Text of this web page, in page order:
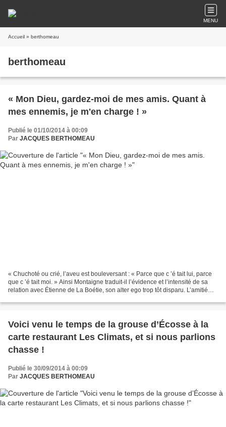
MENU
Accueil » berthomeau
berthomeau
« Mon Dieu, gardez-moi de mes amis. Quant à
mes ennemis, je m'en charge ! »
Publié le 01/10/2014 à 00:09
Par JACQUES BERTHOMEAU
« Chuchoté ou crié, l’aveu est bouleversant : « Parce que c ’é tait lui, parce
que c ’é tait moi. » Ainsi Montaigne traduit-il l’évidence et l’intensité de sa
relation avec Étienne de La Boétie, son alter ego trop tôt disparu. L’amitié
Voici venu le temps de la grouse d’Écosse à la
carte restaurant Les Climats, et si nous parlions
chasse !
Publié le 30/09/2014 à 00:09
Par JACQUES BERTHOMEAU